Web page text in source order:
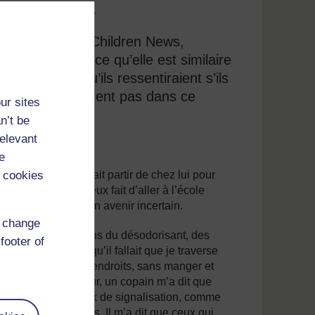
sites
be
of
exemplaire.
World Street Children News,
enfants. Est-ce qu’elle est similaire
Qu'est-ce qu’ils ressentiraient s’ils
ou n’aimeraient pas dans ce
Son oncle l’a fait partir de chez lui pour
qu’il aurait mieux fait d’aller à l’école
la maison pour un avenir incertain.
« Nous vendions du désodorisant, des
rendu compte qu’il fallait que je traverse
dans plein d'endroits, sans manger et
boire. » « Un jour, un copain m’a dit que
où il y a des feux de signalisation, comme
brise des gens. Il m’a dit que ceux qui